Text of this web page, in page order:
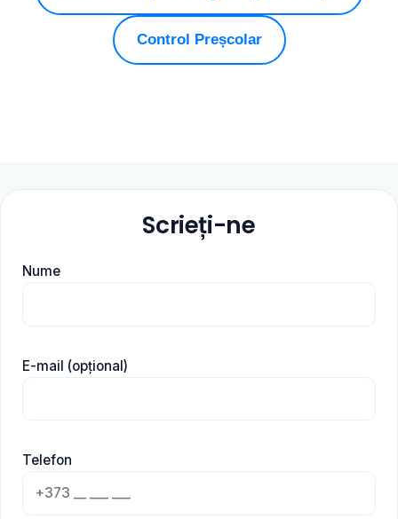
Control Preșcolar
Scrieți-ne
Nume
E-mail (opțional)
Telefon